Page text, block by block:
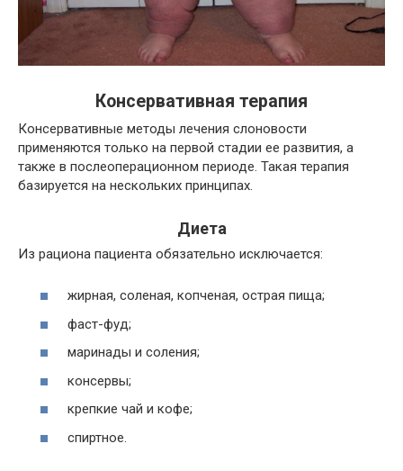
Консервативная терапия
Консервативные методы лечения слоновости
применяются только на первой стадии ее развития, а
также в послеоперационном периоде. Такая терапия
базируется на нескольких принципах.
Диета
Из рациона пациента обязательно исключается:
жирная, соленая, копченая, острая пища;
фаст-фуд;
маринады и соления;
консервы;
крепкие чай и кофе;
спиртное.